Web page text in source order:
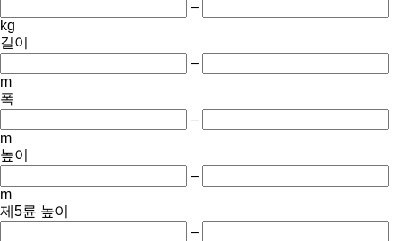
–
kg
길이
–
m
폭
–
m
높이
–
m
제5륜 높이
–